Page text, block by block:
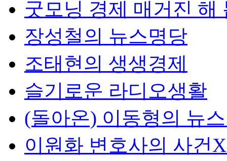
굿모닝 경제 매거진 해
장성철의 뉴스명당
조태현의 생생경제
슬기로운 라디오생활
(돌아온) 이동형의 뉴
이원화 변호사의 사건